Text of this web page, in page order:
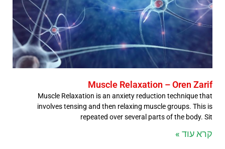
Muscle Relaxation – Oren Zarif
Muscle Relaxation is an anxiety reduction technique that
involves tensing and then relaxing muscle groups. This is
repeated over several parts of the body. Sit
קרא עוד »